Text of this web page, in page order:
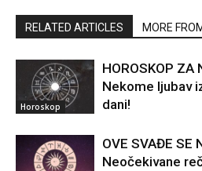
RELATED ARTICLES MORE
Horoskop
HOROSKOP ZA
Nekome ljubav
dani!
OVE SVAĐE SE
Neočekivane